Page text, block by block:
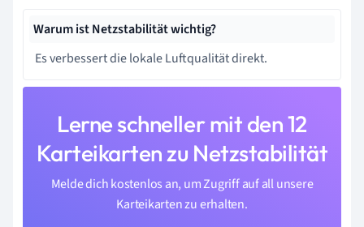
Warum ist Netzstabilität wichtig?
Es verbessert die lokale Luftqualität direkt.
Lerne schneller mit den 12
Karteikarten zu Netzstabilität
Melde dich kostenlos an, um Zugriff auf all unsere
Karteikarten zu erhalten.